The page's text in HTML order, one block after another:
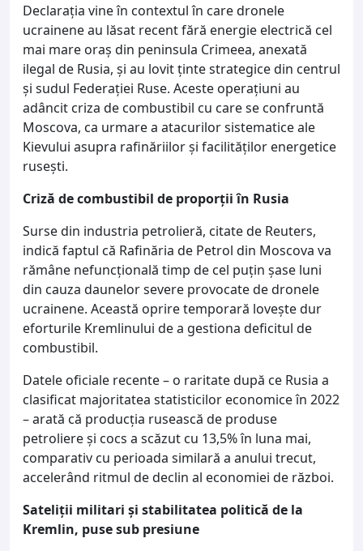
Declarația vine în contextul în care dronele
ucrainene au lăsat recent fără energie electrică cel
mai mare oraș din peninsula Crimeea, anexată
ilegal de Rusia, și au lovit ținte strategice din centrul
și sudul Federației Ruse. Aceste operațiuni au
adâncit criza de combustibil cu care se confruntă
Moscova, ca urmare a atacurilor sistematice ale
Kievului asupra rafinăriilor și facilităților energetice
rusești.
Criză de combustibil de proporții în Rusia
Surse din industria petrolieră, citate de Reuters,
indică faptul că Rafinăria de Petrol din Moscova va
rămâne nefuncțională timp de cel puțin șase luni
din cauza daunelor severe provocate de dronele
ucrainene. Această oprire temporară lovește dur
eforturile Kremlinului de a gestiona deficitul de
combustibil.
Datele oficiale recente – o raritate după ce Rusia a
clasificat majoritatea statisticilor economice în 2022
– arată că producția rusească de produse
petroliere și cocs a scăzut cu 13,5% în luna mai,
comparativ cu perioada similară a anului trecut,
accelerând ritmul de declin al economiei de război.
Sateliții militari și stabilitatea politică de la
Kremlin, puse sub presiune